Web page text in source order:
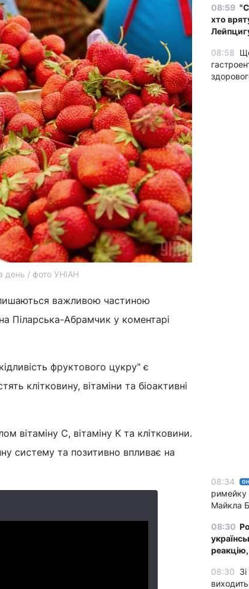
день / фото УНІАН
важливою частиною
Піларська-Абрамчик у коментарі
фруктового цукру" є
клітковину, вітаміни та біоактивні
вітаміну C, вітаміну K та клітковини.
систему та позитивно впливає на
08:59
хто
08:58
08:34
римейку
Майкла
08:30
08:30